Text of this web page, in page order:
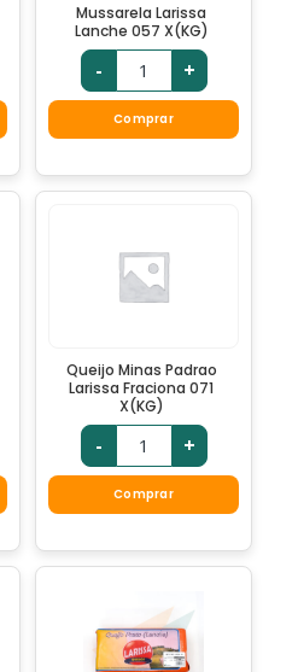
Mussarela Larissa
Lanche 057 X(KG)
- +
Comprar
Queijo Minas Padrao
Larissa Fraciona 071
X(KG)
- +
Comprar